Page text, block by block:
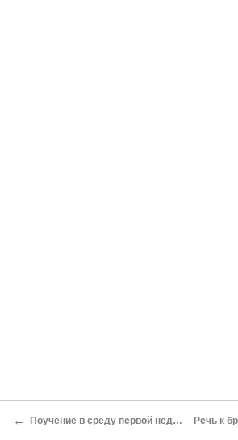
← Поучение в среду первой недели Великого поста О вреде лицемерства